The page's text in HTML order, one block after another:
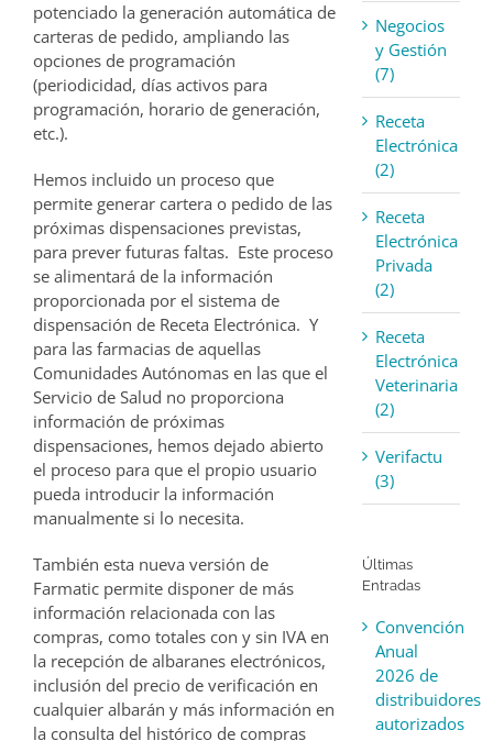
potenciado la generación automática de
carteras de pedido, ampliando las
opciones de programación
(periodicidad, días activos para
programación, horario de generación,
etc.).
Hemos incluido un proceso que
permite generar cartera o pedido de las
próximas dispensaciones previstas,
para prever futuras faltas. Este proceso
se alimentará de la información
proporcionada por el sistema de
dispensación de Receta Electrónica. Y
para las farmacias de aquellas
Comunidades Autónomas en las que el
Servicio de Salud no proporciona
información de próximas
dispensaciones, hemos dejado abierto
el proceso para que el propio usuario
pueda introducir la información
manualmente si lo necesita.
También esta nueva versión de
Farmatic permite disponer de más
información relacionada con las
compras, como totales con y sin IVA en
la recepción de albaranes electrónicos,
inclusión del precio de verificación en
cualquier albarán y más información en
la consulta del histórico de compras
Negocios
y Gestión
(7)
Receta
Electrónica
(2)
Receta
Electrónica
Privada
(2)
Receta
Electrónica
Veterinaria
(2)
Verifactu
(3)
Últimas
Entradas
Convención
Anual
2026 de
distribuidores
autorizados